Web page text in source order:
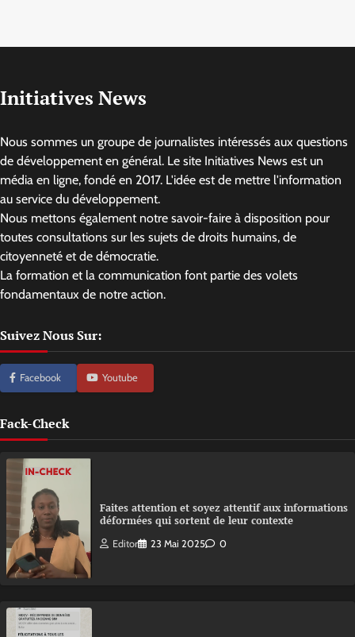
Initiatives News
Nous sommes un groupe de journalistes intéressés aux questions
de développement en général. Le site Initiatives News est un
média en ligne, fondé en 2017. L'idée est de mettre l'information
au service du développement.
Nous mettons également notre savoir-faire à disposition pour
toutes consultations sur les sujets de droits humains, de
citoyenneté et de démocratie.
La formation et la communication font partie des volets
fondamentaux de notre action.
Suivez Nous Sur:
Facebook Youtube
Fack-Check
Faites attention et soyez attentif aux informations
déformées qui sortent de leur contexte
Editor 23 Mai 2025 0